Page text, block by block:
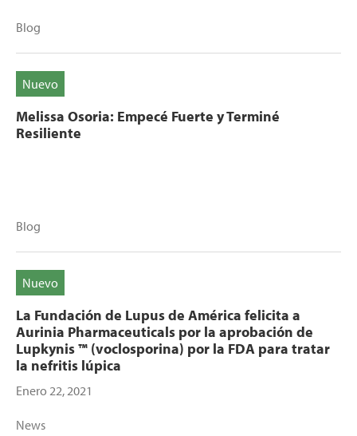
Blog
Nuevo
Melissa Osoria: Empecé Fuerte y Terminé
Resiliente
Blog
Nuevo
La Fundación de Lupus de América felicita a
Aurinia Pharmaceuticals por la aprobación de
Lupkynis ™ (voclosporina) por la FDA para tratar
la nefritis lúpica
Enero 22, 2021
News